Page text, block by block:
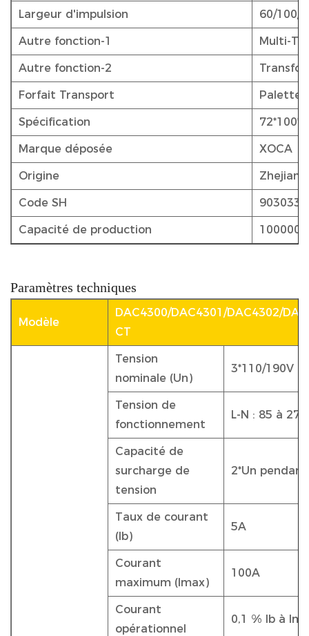
Largeur d'impulsion 60/100/
Autre fonction-1 Multi-
Autre fonction-2
Forfait Transport
Spécification
Marque déposée XOCA
Origine
Code SH
Capacité de production
Paramètres techniques
Modèle
DAC4300/DAC4301/DAC4302/
CT
Tension
nominale (Un)
3*110/190V
Tension de
fonctionnement
L-N : 85 à
Capacité de
surcharge de
tension
2*Un
Taux de courant
(Ib)
5A
Courant
maximum (Imax)
100A
Courant
opérationnel
0,1 % Ib à